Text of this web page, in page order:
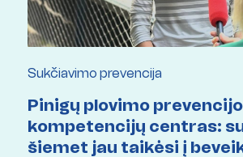
Sukčiavimo prevencija
Pinigų plovimo
kompetencijų centras:
šiemet jau taikėsi į beveik